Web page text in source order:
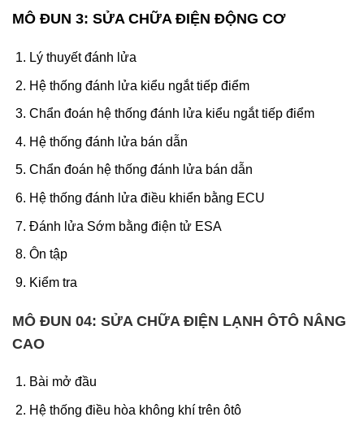
MÔ ĐUN 3: SỬA CHỮA ĐIỆN ĐỘNG CƠ
Lý thuyết đánh lửa
Hệ thống đánh lửa kiểu ngắt tiếp điểm
Chẩn đoán hệ thống đánh lửa kiểu ngắt tiếp điểm
Hệ thống đánh lửa bán dẫn
Chẩn đoán hệ thống đánh lửa bán dẫn
Hệ thống đánh lửa điều khiển bằng ECU
Đánh lửa Sớm bằng điện tử ESA
Ôn tập
Kiểm tra
MÔ ĐUN 04: SỬA CHỮA ĐIỆN LẠNH ÔTÔ NÂNG
CAO
Bài mở đầu
Hệ thống điều hòa không khí trên ôtô